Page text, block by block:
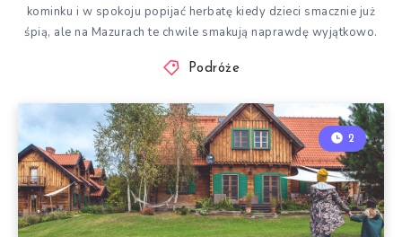
kominku i w spokoju popijać herbatę kiedy dzieci smacznie już
śpią, ale na Mazurach te chwile smakują naprawdę wyjątkowo.
Podróże
2